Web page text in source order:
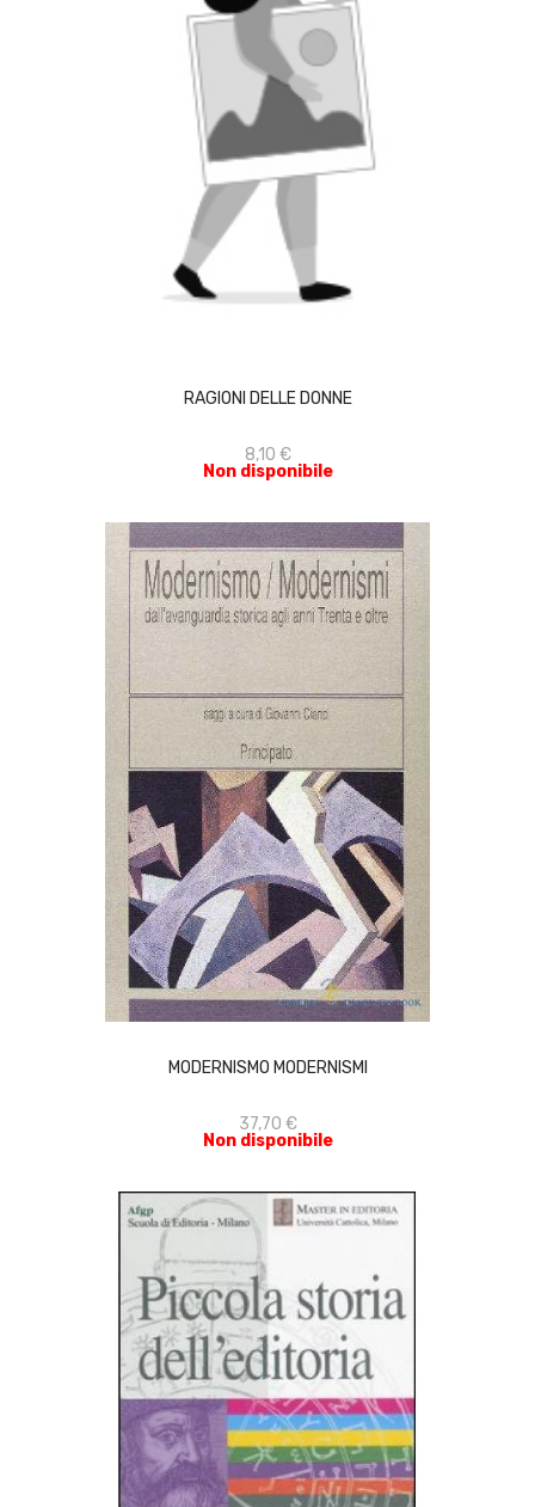
RAGIONI DELLE DONNE
8,10 €
Non disponibile
MODERNISMO MODERNISMI
37,70 €
Non disponibile
ACQUISTA